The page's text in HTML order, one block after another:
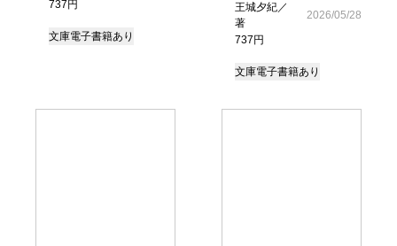
737円
文庫電子書籍あり
王城夕紀／
著
737円
2026/05/28
文庫電子書籍あり